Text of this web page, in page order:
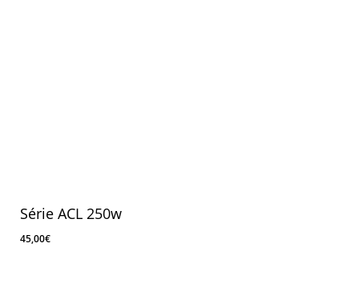
Série ACL 250w
45,00€